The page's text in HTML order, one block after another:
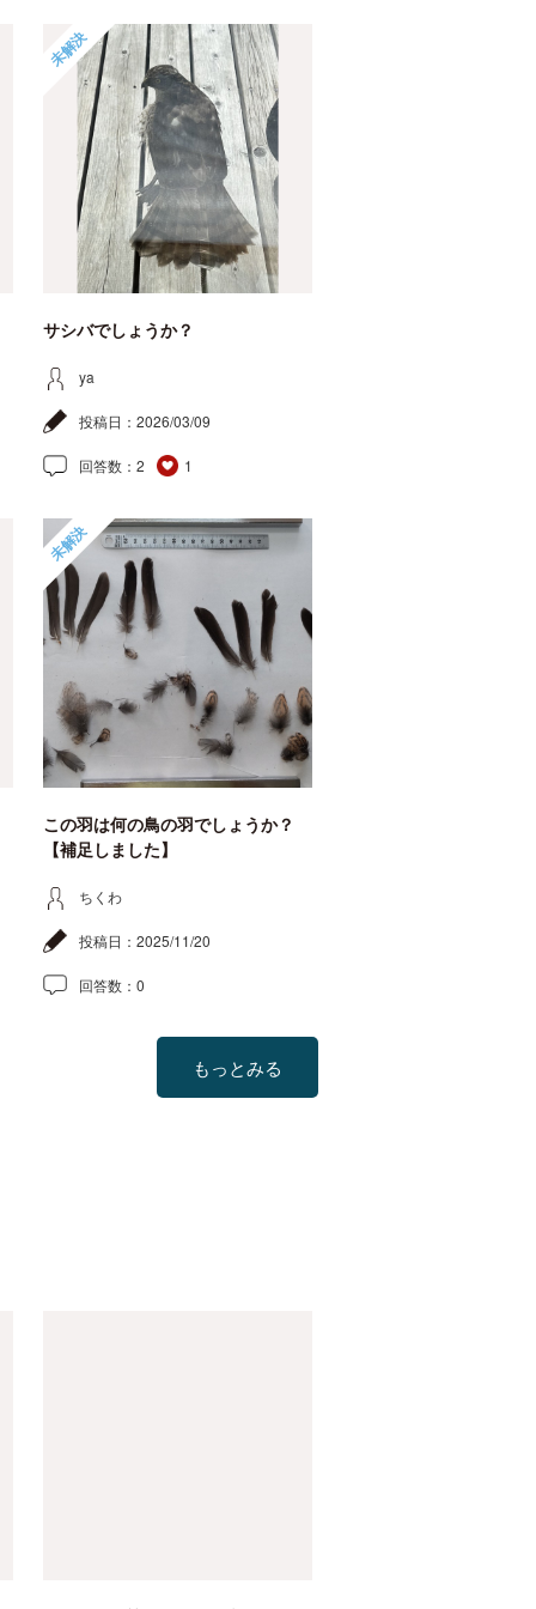
未解決
サシバでしょうか？
ya
投稿日： 2026/03/09
回答数： 2 1
未解決
この羽は何の鳥の羽でしょうか？
【補足しました】
ちくわ
投稿日： 2025/11/20
回答数： 0
もっとみる